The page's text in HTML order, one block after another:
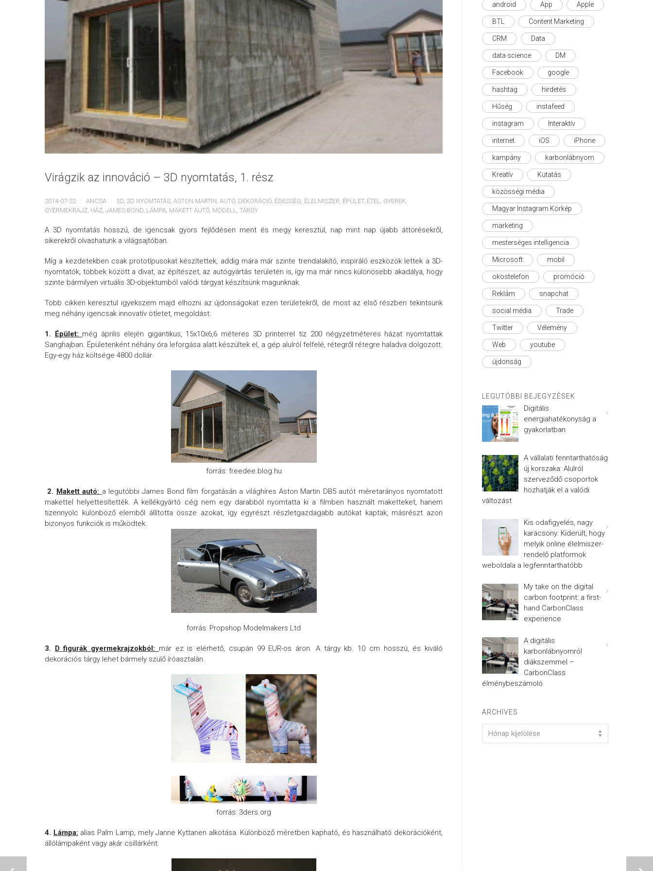
Virágzik az innováció – 3D nyomtatás, 1. rész
2014-07-22 ANCSA 3D 3D NYOMTATÁS ASTON MARTIN AUTÓ DEKORÁCIÓ ÉDESSÉG ÉLELMISZER ÉPÜLET, ÉTEL GYEREK
GYERMEKRAJZ HÁZ JAMES BOND LÁMPA MAKETT AUTÓ MODELL TÁRGY
A 3D nyomtatás hosszú, de igencsak gyors fejlődésen ment és megy keresztül, nap mint nap újabb áttörésekről,
sikerekről olvashatunk a világsajtóban.
Míg a kezdetekben csak prototípusokat készítettek, addig mára már szinte trendalakító, inspiráló eszközök lettek a 3D-
nyomtatók, többek között a divat, az építészet, az autógyártás területén is, így ma már nincs különösebb akadálya, hogy
szinte bármilyen virtuális 3D-objektumból valódi tárgyat készítsünk magunknak.
Több cikken keresztül igyekszem majd elhozni az újdonságokat ezen területekről, de most az első részben tekintsünk
meg néhány igencsak innovatív ötletet, megoldást:
1. Épület: még április elején gigantikus, 15x10x6,6 méteres 3D printerrel tíz 200 négyzetméteres házat nyomtattak
Sanghajban. Épületenként néhány óra leforgása alatt készültek el, a gép alulról felfelé, rétegről rétegre haladva dolgozott.
Egy-egy ház költsége 4800 dollár.
forrás: freedee.blog.hu
2. Makett autó: a legutóbbi James Bond film forgatásán a világhíres Aston Martin DB5 autót méretarányos nyomtatott
makettel helyettesítették. A kellékgyártó cég nem egy darabból nyomtatta ki a filmben használt maketteket, hanem
tizennyolc különböző elemből állította össze azokat, így egyrészt részletgazdagabb autókat kaptak, másrészt azon
bizonyos funkciók is működtek.
forrás: Propshop Modelmakers Ltd
3. D figurák gyermekrajzokból: már ez is elérhető, csupán 99 EUR-os áron. A tárgy kb. 10 cm hosszú, és kiváló
dekorációs tárgy lehet bármely szülő íróasztalán.
forrás: 3ders.org
4. Lámpa: alias Palm Lamp, mely Janne Kyttanen alkotása. Különböző méretben kapható, és használható dekorációként,
állólámpaként vagy akár csillárként.
android App Apple
BTL Content Marketing
CRM Data
data science DM
Facebook google
hashtag hirdetés
Hűség instafeed
instagram Interaktív
internet iOS iPhone
kampány karbonlábnyom
Kreatív Kutatás
közösségi média
Magyar Instagram Körkép
marketing
mesterséges intelligencia
Microsoft mobil
okostelefon promóció
Reklám snapchat
social média Trade
Twitter Vélemény
Web youtube
újdonság
LEGUTÓBBI BEJEGYZÉSEK
Digitális
energiahatékonyság a
gyakorlatban
A vállalati fenntarthatóság
új korszaka: Alulról
szerveződő csoportok
hozhatják el a valódi
változást
Kis odafigyelés, nagy
karácsony: Kiderült, hogy
melyik online élelmiszer-
rendelő platformok
weboldala a legfenntarthatóbb
My take on the digital
carbon footprint: a first-
hand CarbonClass
experience
A digitális
karbonlábnyomról
diákszemmel –
CarbonClass
élménybeszámoló
ARCHIVES
Hónap kijelölése